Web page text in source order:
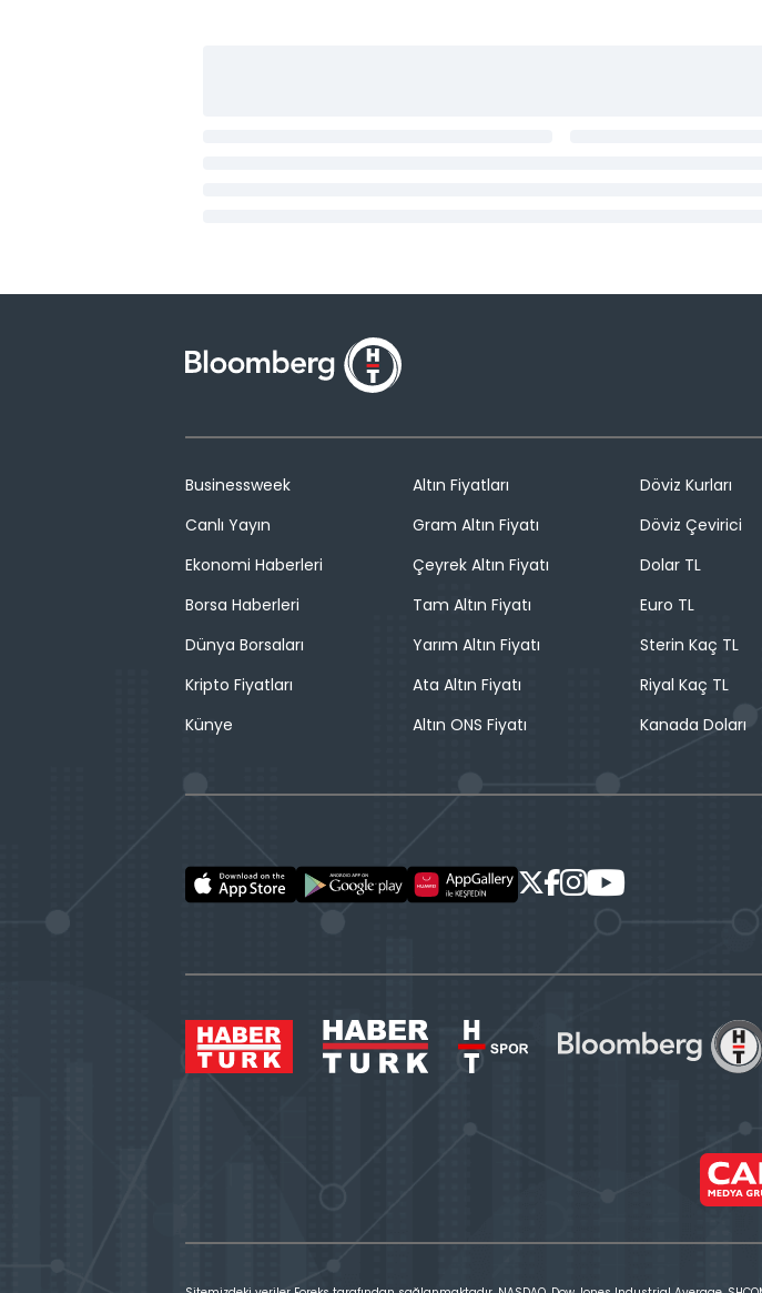
Businessweek
Canlı Yayın
Ekonomi Haberleri
Borsa Haberleri
Dünya Borsaları
Kripto Fiyatları
Künye
Altın Fiyatları
Gram Altın Fiyatı
Çeyrek Altın Fiyatı
Tam Altın Fiyatı
Yarım Altın Fiyatı
Ata Altın Fiyatı
Altın ONS Fiyatı
Döviz Kurları
Döviz Çevirici
Dolar TL
Euro TL
Sterin Kaç TL
Riyal Kaç TL
Kanada Doları